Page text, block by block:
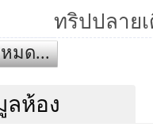
ทริปปลาย
มด...
ลห้อง